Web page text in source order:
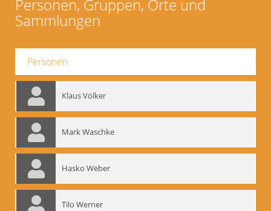
Personen, Gruppen, Orte und
Sammlungen
Personen
Klaus Völker
Mark Waschke
Hasko Weber
Tilo Werner